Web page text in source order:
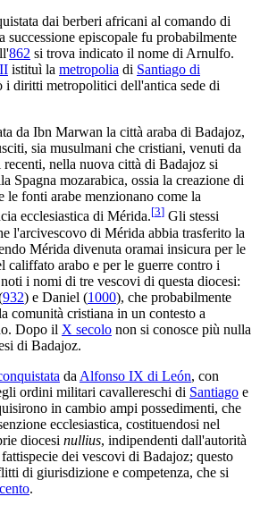
dai berberi africani al comando di
successione episcopale fu probabilmente
862 si trova indicato il nome di Arnulfo.
istituì la metropolia di Santiago di
i diritti metropolitici dell'antica sede di
da Ibn Marwan la città araba di Badajoz,
sia musulmani che cristiani, venuti da
nella nuova città di Badajoz si
Spagna mozarabica, ossia la creazione di
le fonti arabe menzionano come la
ecclesiastica di Mérida.[3] Gli stessi
l'arcivescovo di Mérida abbia trasferito la
Mérida divenuta oramai insicura per le
califfato arabo e per le guerre contro i
i nomi di tre vescovi di questa diocesi:
932) e Daniel (1000), che probabilmente
comunità cristiana in un contesto a
Dopo il X secolo non si conosce più nulla
di Badajoz.
da Alfonso IX di León, con
ordini militari cavallereschi di Santiago e
in cambio ampi possedimenti, che
ecclesiastica, costituendosi nel
diocesi nullius, indipendenti dall'autorità
dei vescovi di Badajoz; questo
di giurisdizione e competenza, che si
.